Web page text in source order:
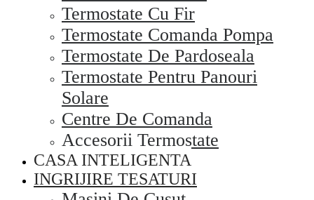
Termostate Cu Fir
Termostate Comanda Pompa
Termostate De Pardoseala
Termostate Pentru Panouri
Solare
Centre De Comanda
Accesorii Termostate
CASA INTELIGENTA
INGRIJIRE TESATURI